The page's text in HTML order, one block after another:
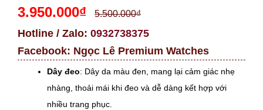
3.950.000₫ 5.500.000₫
Hotline / Zalo: 0932738375
Facebook: Ngọc Lê Premium Watches
Dây đeo: Dây da màu đen, mang lại cảm giác nhẹ
nhàng, thoải mái khi đeo và dễ dàng kết hợp với
nhiều trang phục.